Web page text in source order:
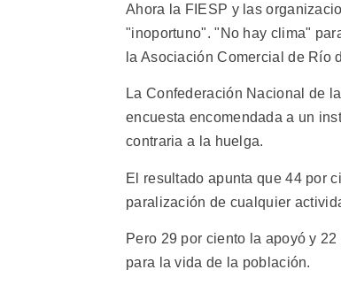
Ahora la FIESP y las
"inoportuno". "No hay clima"
la Asociación Comercial de Río
La Confederación Nacional de
encuesta encomendada a un
contraria a la huelga.
El resultado apunta que 44 por
paralización de cualquier
Pero 29 por ciento la apoyó y
para la vida de la población.